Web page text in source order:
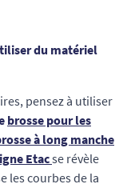
du matériel
pensez à utiliser
brosse pour les
à long manche
Etacse révèle
les courbes de la